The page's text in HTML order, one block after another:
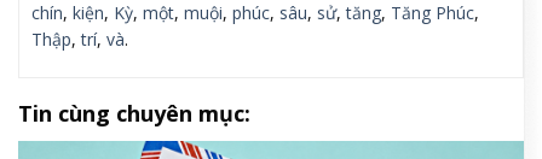
chín, kiện, Kỳ, một, muội, phúc, sâu, sử,tăng, Tăng Phúc,
Thập,trí, và.
Tin cùng chuyên mục: